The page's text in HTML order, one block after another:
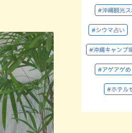
#沖縄観光ス
#シウマ占い
#沖縄キャンプ
#アゲアゲめ
#ホテル